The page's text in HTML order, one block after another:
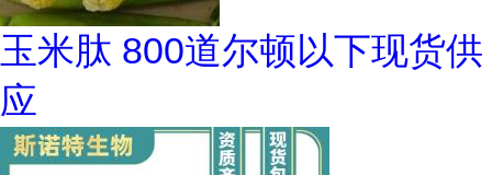
玉米肽 800道尔顿以下现货供
应